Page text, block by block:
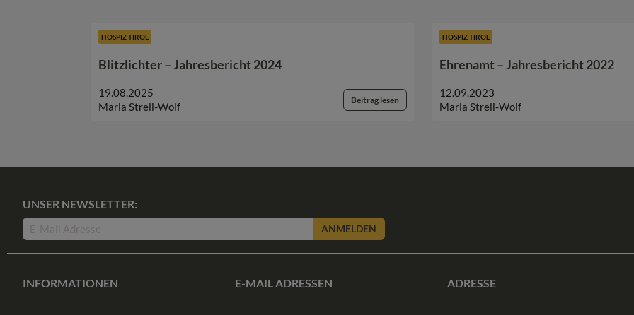
HOSPIZ TIROL
Blitzlichter – Jahresbericht 2024
19.08.2025
Maria Streli-Wolf
Beitrag lesen
HOSPIZ TIROL
Ehrenamt – Jahresbericht 2022
12.09.2023
Maria Streli-Wolf
UNSER NEWSLETTER:
ANMELDEN
INFORMATIONEN E-MAIL ADRESSEN ADRESSE